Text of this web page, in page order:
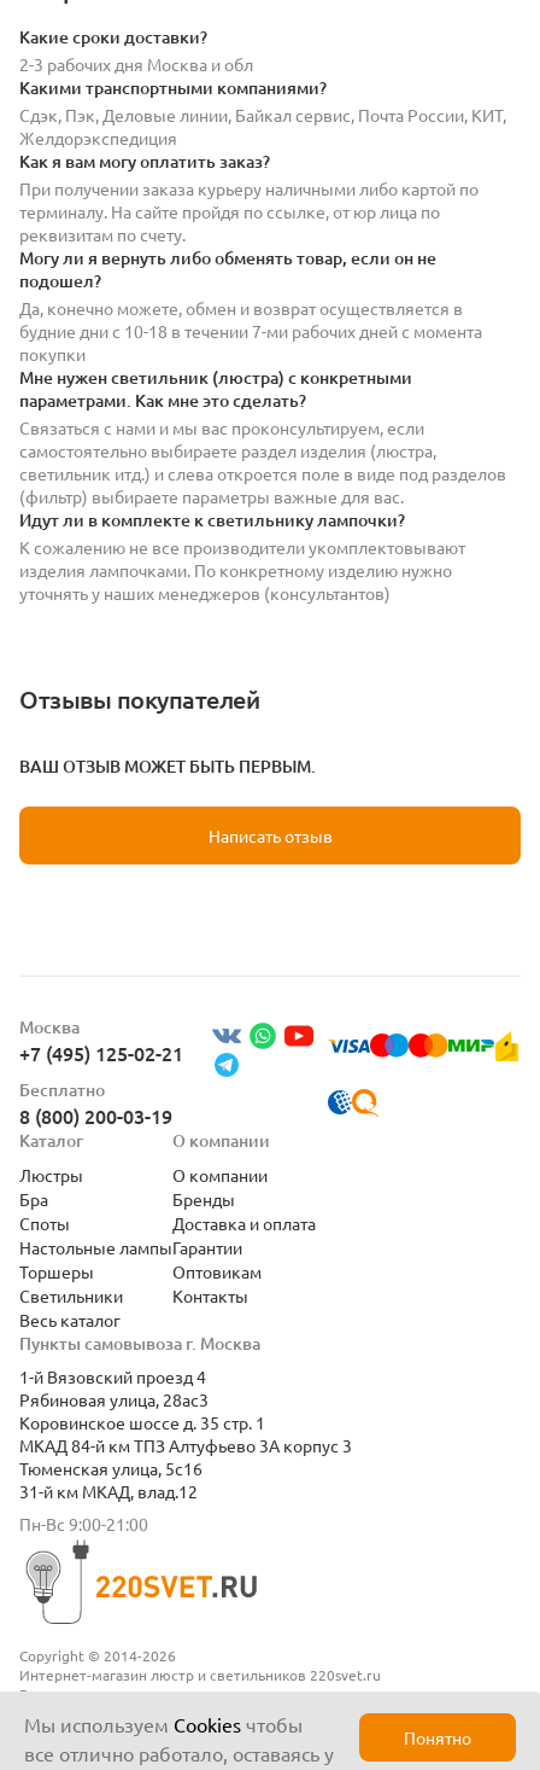
Какие сроки доставки?
2-3 рабочих дня Москва и обл
Какими транспортными компаниями?
Сдэк, Пэк, Деловые линии, Байкал сервис, Почта России, КИТ,
Желдорэкспедиция
Как я вам могу оплатить заказ?
При получении заказа курьеру наличными либо картой по
терминалу. На сайте пройдя по ссылке, от юр лица по
реквизитам по счету.
Могу ли я вернуть либо обменять товар, если он не
подошел?
Да, конечно можете, обмен и возврат осуществляется в
будние дни с 10-18 в течении 7-ми рабочих дней с момента
покупки
Мне нужен светильник (люстра) с конкретными
параметрами. Как мне это сделать?
Связаться с нами и мы вас проконсультируем, если
самостоятельно выбираете раздел изделия (люстра,
светильник итд.) и слева откроется поле в виде под разделов
(фильтр) выбираете параметры важные для вас.
Идут ли в комплекте к светильнику лампочки?
К сожалению не все производители укомплектовывают
изделия лампочками. По конкретному изделию нужно
уточнять у наших менеджеров (консультантов)
Отзывы покупателей
ВАШ ОТЗЫВ МОЖЕТ БЫТЬ ПЕРВЫМ.
Написать отзыв
Copyright © 2014-2026
Интернет-магазин люстр и светильников 220svet.ru
Все права защищены
Положение о конфиденциальности
Москва
+7 (495) 125-02-21
Бесплатно
8 (800) 200-03-19
Пункты самовывоза г. Москва
1-й Вязовский проезд 4
Рябиновая улица, 28ас3
Коровинское шоссе д. 35 стр. 1
МКАД 84-й км ТПЗ Алтуфьево 3А корпус 3
Тюменская улица, 5с16
31-й км МКАД, влад.12
Пн-Вс 9:00-21:00
Каталог
Люстры
Бра
Споты
Настольные лампы
Торшеры
Светильники
Весь каталог
О компании
О компании
Бренды
Доставка и оплата
Гарантии
Оптовикам
Контакты
Мы используем Cookies чтобы
все отлично работало, оставаясь у
Понятно